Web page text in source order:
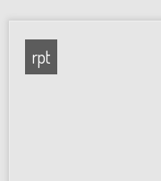
rpt